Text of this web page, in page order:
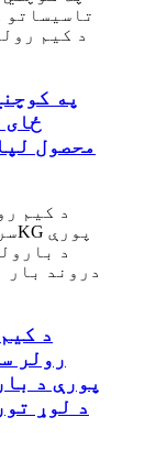
ځای
محصول
رولر
د لوړ